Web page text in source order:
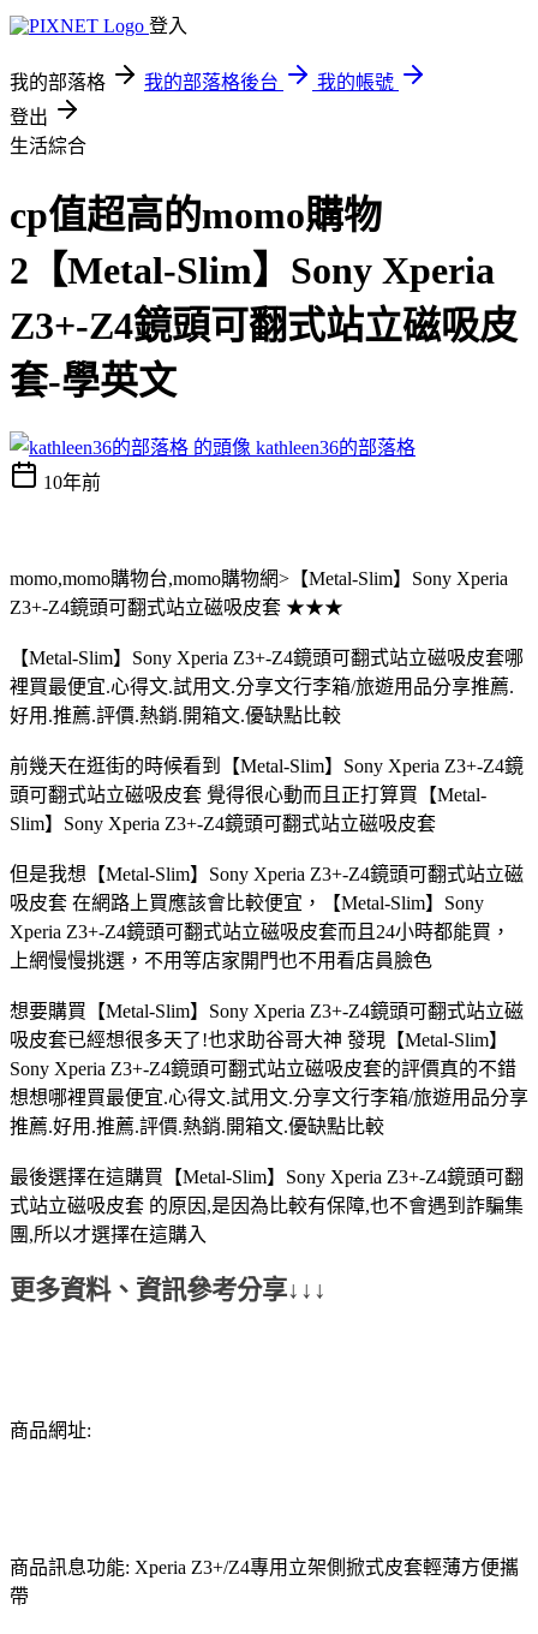
登入
我的部落格 我的部落格後台
我的帳號
登出
生活綜合
cp值超高的momo購物
2【Metal-Slim】Sony Xperia
Z3+-Z4鏡頭可翻式站立磁吸皮
套-學英文
kathleen36的部落格
10年前
momo,momo購物台,momo購物網>【Metal-Slim】Sony Xperia
Z3+-Z4鏡頭可翻式站立磁吸皮套 ★★★
【Metal-Slim】Sony Xperia Z3+-Z4鏡頭可翻式站立磁吸皮套哪
裡買最便宜.心得文.試用文.分享文行李箱/旅遊用品分享推薦.
好用.推薦.評價.熱銷.開箱文.優缺點比較
前幾天在逛街的時候看到【Metal-Slim】Sony Xperia Z3+-Z4鏡
頭可翻式站立磁吸皮套 覺得很心動而且正打算買【Metal-
Slim】Sony Xperia Z3+-Z4鏡頭可翻式站立磁吸皮套
但是我想【Metal-Slim】Sony Xperia Z3+-Z4鏡頭可翻式站立磁
吸皮套 在網路上買應該會比較便宜，【Metal-Slim】Sony
Xperia Z3+-Z4鏡頭可翻式站立磁吸皮套而且24小時都能買，
上網慢慢挑選，不用等店家開門也不用看店員臉色
想要購買【Metal-Slim】Sony Xperia Z3+-Z4鏡頭可翻式站立磁
吸皮套已經想很多天了!也求助谷哥大神 發現【Metal-Slim】
Sony Xperia Z3+-Z4鏡頭可翻式站立磁吸皮套的評價真的不錯
想想哪裡買最便宜.心得文.試用文.分享文行李箱/旅遊用品分享
推薦.好用.推薦.評價.熱銷.開箱文.優缺點比較
最後選擇在這購買【Metal-Slim】Sony Xperia Z3+-Z4鏡頭可翻
式站立磁吸皮套 的原因,是因為比較有保障,也不會遇到詐騙集
團,所以才選擇在這購入
更多資料、資訊參考分享↓↓↓
商品網址:
商品訊息功能: Xperia Z3+/Z4專用立架側掀式皮套輕薄方便攜
帶